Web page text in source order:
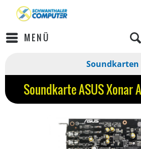
MENÜ
Soundkarten
Soundkarte ASUS Xonar